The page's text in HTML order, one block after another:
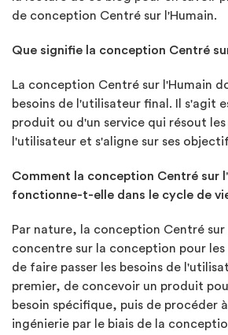
de conception Centré sur l'Humain.
Que signifie la conception Centré
La conception Centré sur l'Humain
besoins de l'utilisateur final. Il s'agit
produit ou d'un service qui résout
l'utilisateur et s'aligne sur ses
Comment la conception Centré sur
fonctionne-t-elle dans le cycle de
Par nature, la conception Centré sur
concentre sur la conception pour les
de faire passer les besoins de
premier, de concevoir un produit
besoin spécifique, puis de procéder
ingénierie par le biais de la